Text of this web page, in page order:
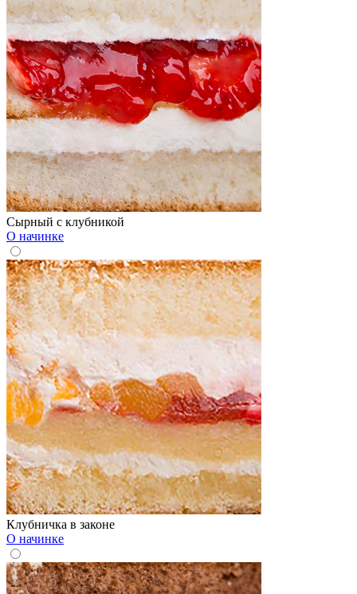
Сырный с клубникой
О начинке
Клубничка в законе
О начинке